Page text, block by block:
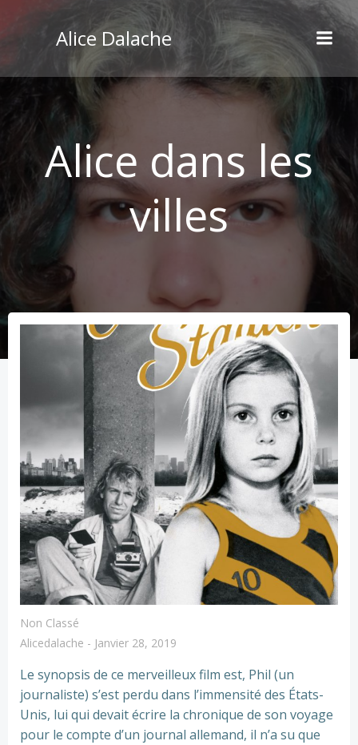
contenu
Alice Dalache
Alice dans les
villes
Non Classé
Alicedalache - Janvier 28, 2019
Le synopsis de ce merveilleux film est, Phil (un
journaliste) s’est perdu dans l’immensité des États-
Unis, lui qui devait écrire la chronique de son voyage
pour le compte d’un journal allemand, il n’a su que